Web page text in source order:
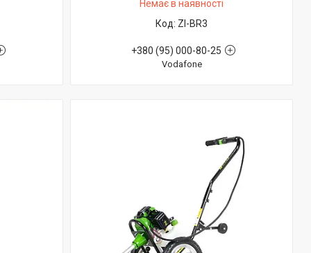
Немає в наявності
ZI-BR3
+380 (95) 000-80-25
Vodafone